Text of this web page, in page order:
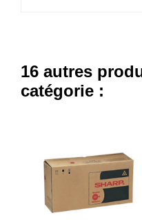
16 autres
catégorie :